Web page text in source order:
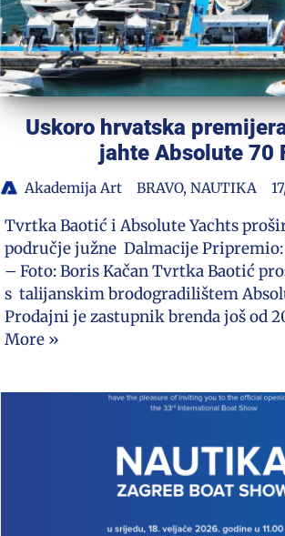
Uskoro hrvatska
jahte Absolute 70
Akademija Art BRAVO, NAUTIKA
Tvrtka Baotić i Absolute Yachts
područje južne Dalmacije Pripremio:
– Foto: Boris Kačan Tvrtka Baotić
s talijanskim brodogradilištem
Prodajni je zastupnik brenda još od
More »